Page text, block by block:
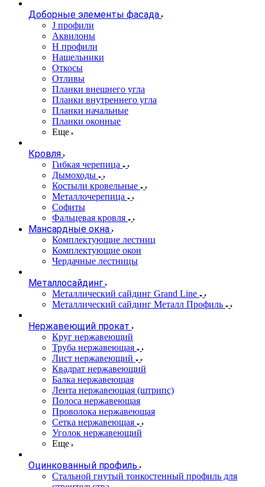
Доборные элементы фасада
J профили
Аквилоны
Н профили
Нащельники
Откосы
Отливы
Планки внешнего угла
Планки внутреннего угла
Планки начальные
Планки оконные
Еще
Кровля
Гибкая черепица
Дымоходы
Костыли кровельные
Металлочерепица
Софиты
Фальцевая кровля
Мансардные окна
Комплектующие лестниц
Комплектующие окон
Чердачные лестницы
Металлосайдинг
Металлический сайдинг Grand Line
Металлический сайдинг Металл Профиль
Нержавеющий прокат
Круг нержавеющий
Труба нержавеющая
Лист нержавеющий
Квадрат нержавеющий
Балка нержавеющая
Лента нержавеющая (штрипс)
Полоса нержавеющая
Проволока нержавеющая
Сетка нержавеющая
Уголок нержавеющий
Еще
Оцинкованный профиль
Стальной гнутый тонкостенный профиль для